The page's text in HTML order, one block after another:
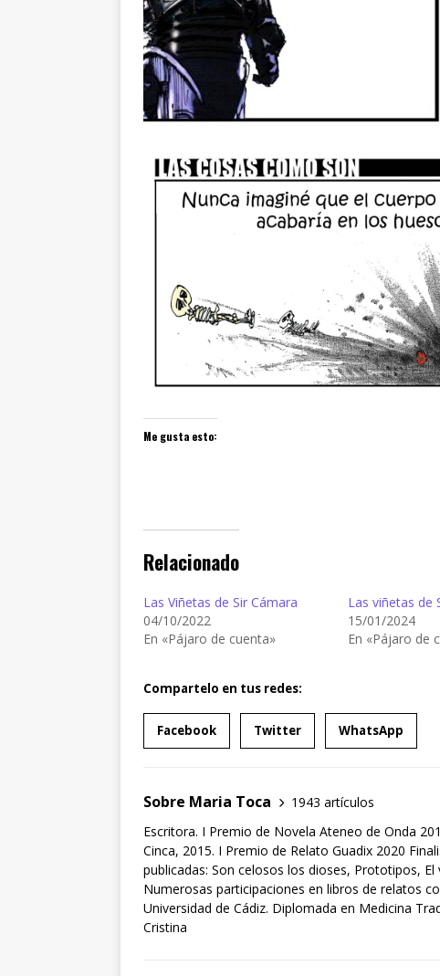
Me gusta esto:
Relacionado
Las Viñetas de Sir Cámara
04/10/2022
En «Pájaro de cuenta»
Las viñetas de
15/01/2024
En «Pájaro de
Compartelo en tus redes:
Facebook Twitter WhatsApp
Sobre Maria Toca
1943 artículos
Escritora. I Premio de Novela Ateneo de Onda
Cinca, 2015. I Premio de Relato Guadix 2020
publicadas: Son celosos los dioses, Prototipos,
Numerosas participaciones en libros de relatos
Universidad de Cádiz. Diplomada en Medicina
Cristina